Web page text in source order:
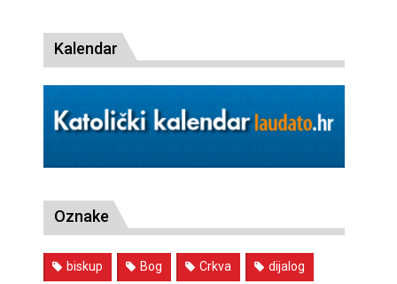
Kalendar
Oznake
biskup Bog Crkva dijalog